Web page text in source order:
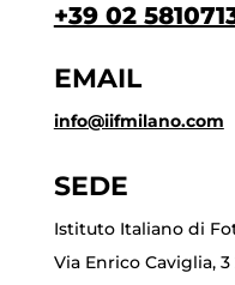
+39 02
EMAIL
info@iifmilano.com
SEDE
Istituto Italiano di
Via Enrico Caviglia,